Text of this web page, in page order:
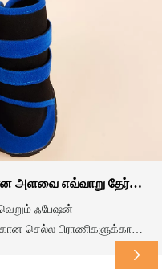
நாய்களுக்கான காலணிகள்: சரியான அளவை எவ்வாறு தேர்வு செய்வது
ஃபேஷன்
செல்ல பிராணிகளுக்கான